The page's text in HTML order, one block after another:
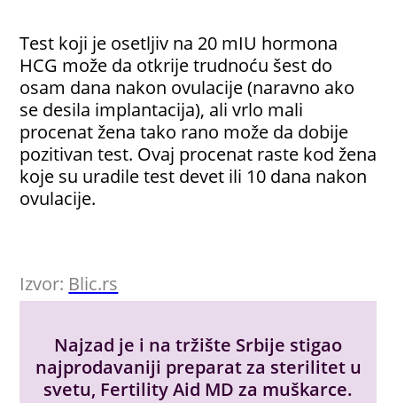
Test koji je osetljiv na 20 mIU hormona
HCG može da otkrije trudnoću šest do
osam dana nakon ovulacije (naravno ako
se desila implantacija), ali vrlo mali
procenat žena tako rano može da dobije
pozitivan test. Ovaj procenat raste kod žena
koje su uradile test devet ili 10 dana nakon
ovulacije.
Izvor: Blic.rs
Najzad je i na tržište Srbije stigao
najprodavaniji preparat za sterilitet u
svetu, Fertility Aid MD za muškarce.